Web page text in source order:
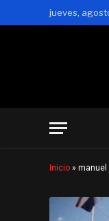
jueves,
Inicio »